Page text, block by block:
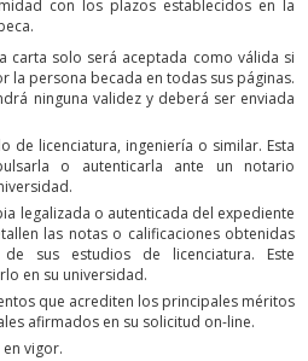
con los plazos establecidos en la
carta solo será aceptada como válida si
la persona becada en todas sus páginas.
ninguna validez y deberá ser enviada
de licenciatura, ingeniería o similar. Esta
o autenticarla ante un notario
legalizada o autenticada del expediente
las notas o calificaciones obtenidas
sus estudios de licenciatura. Este
en su universidad.
que acrediten los principales méritos
afirmados en su solicitud on-line.
vigor.